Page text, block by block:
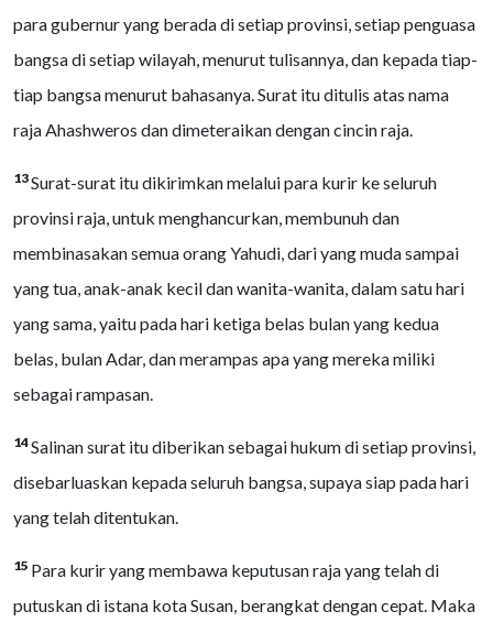
para gubernur yang berada di setiap provinsi, setiap penguasa
bangsa di setiap wilayah, menurut tulisannya, dan kepada tiap-
tiap bangsa menurut bahasanya. Surat itu ditulis atas nama
raja Ahashweros dan dimeteraikan dengan cincin raja.
13Surat-surat itu dikirimkan melalui para kurir ke seluruh
provinsi raja, untuk menghancurkan, membunuh dan
membinasakan semua orang Yahudi, dari yang muda sampai
yang tua, anak-anak kecil dan wanita-wanita, dalam satu hari
yang sama, yaitu pada hari ketiga belas bulan yang kedua
belas, bulan Adar, dan merampas apa yang mereka miliki
sebagai rampasan.
14Salinan surat itu diberikan sebagai hukum di setiap provinsi,
disebarluaskan kepada seluruh bangsa, supaya siap pada hari
yang telah ditentukan.
15 Para kurir yang membawa keputusan raja yang telah di
putuskan di istana kota Susan, berangkat dengan cepat. Maka